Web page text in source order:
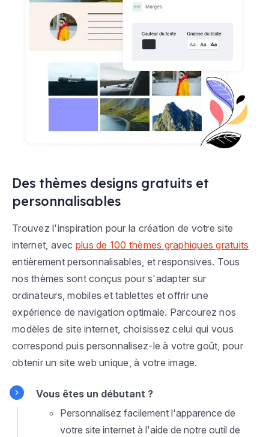
Des thèmes designs gratuits et
personnalisables
Trouvez l'inspiration pour la création de votre site
internet, avec plus de 100 thèmes graphiques gratuits
entièrement personnalisables, et responsives. Tous
nos thèmes sont conçus pour s'adapter sur
ordinateurs, mobiles et tablettes et offrir une
expérience de navigation optimale. Parcourez nos
modèles de site internet, choisissez celui qui vous
correspond puis personnalisez-le à votre goût, pour
obtenir un site web unique, à votre image.
Vous êtes un débutant ?
Personnalisez facilement l'apparence de
votre site internet à l'aide de notre outil de